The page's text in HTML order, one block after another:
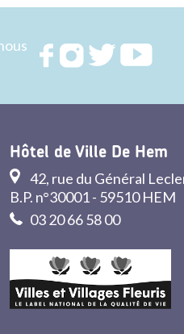
RejoignezRejoignezRejoignez
Hôtel de Ville De Hem
42, rue du Général
B.P. n°30001 - 59510 HEM
03 20 66 58 00